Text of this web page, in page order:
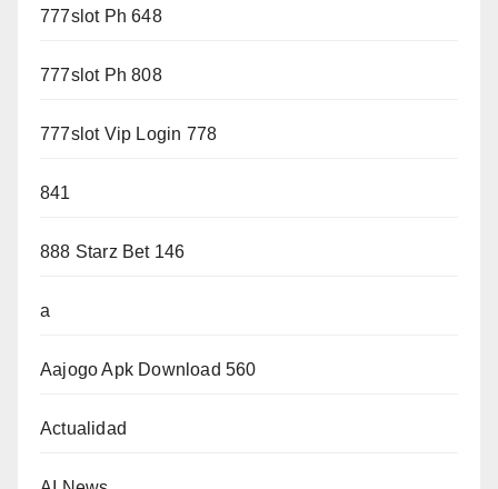
777slot Ph 648
777slot Ph 808
777slot Vip Login 778
841
888 Starz Bet 146
a
Aajogo Apk Download 560
Actualidad